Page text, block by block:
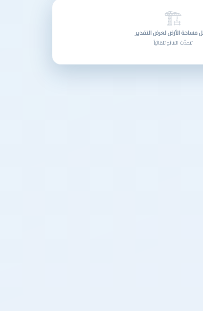
🏗
مساحة الأرض لعرض التقدير
تتحدّث النتائج تلقائياً